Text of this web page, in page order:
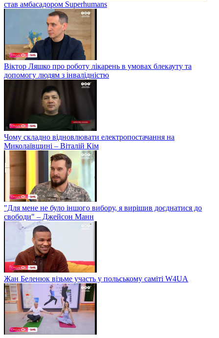
став амбасадором Superhumans
Віктор Ляшко про роботу лікарень в умовах блекауту та
допомогу людям з інвалідністю
Чому складно відновлювати електропостачання на
Миколаївщині – Віталій Кім
"Для мене не було іншого вибору, я вирішив доєднатися до
свободи" – Джейсон Манн
Жан Беленюк візьме участь у польському саміті W4UA